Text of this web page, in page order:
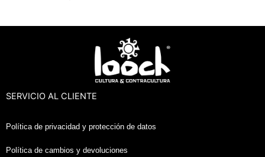
SERVICIO AL CLIENTE
Política de privacidad y protección de datos
Política de cambios y devoluciones